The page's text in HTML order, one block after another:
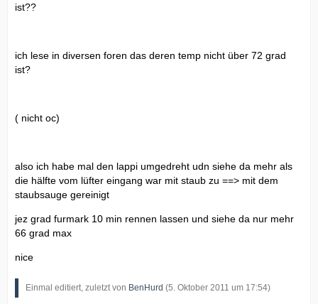
ist??
ich lese in diversen foren das deren temp nicht über 72 grad
ist?
( nicht oc)
also ich habe mal den lappi umgedreht udn siehe da mehr als
die hälfte vom lüfter eingang war mit staub zu ==> mit dem
staubsauge gereinigt
jez grad furmark 10 min rennen lassen und siehe da nur mehr
66 grad max
nice
Einmal editiert, zuletzt von BenHurd (5. Oktober 2011 um 17:54)